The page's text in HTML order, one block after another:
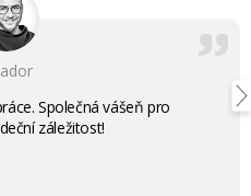
Společná vášeň pro
záležitost!